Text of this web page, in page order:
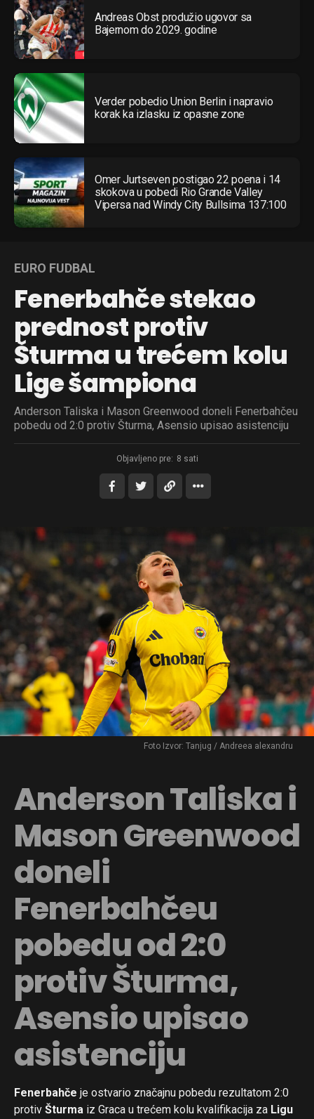
Andreas Obst produžio ugovor sa
Bajernom do 2029. godine
Verder pobedio Union Berlin i napravio
korak ka izlasku iz opasne zone
Omer Jurtseven postigao 22 poena i 14
skokova u pobedi Rio Grande Valley
Vipersa nad Windy City Bullsima 137:100
EURO FUDBAL
Fenerbahče stekao
prednost protiv
Šturma u trećem kolu
Lige šampiona
Anderson Taliska i Mason Greenwood doneli Fenerbahčeu
pobedu od 2:0 protiv Šturma, Asensio upisao asistenciju
Objavljeno pre: 8 sati
Foto Izvor: Tanjug / Andreea alexandru
Anderson Taliska i
Mason Greenwood
doneli
Fenerbahčeu
pobedu od 2:0
protiv Šturma,
Asensio upisao
asistenciju
Fenerbahče je ostvario značajnu pobedu rezultatom 2:0
protiv Šturma iz Graca u trećem kolu kvalifikacija za Ligu